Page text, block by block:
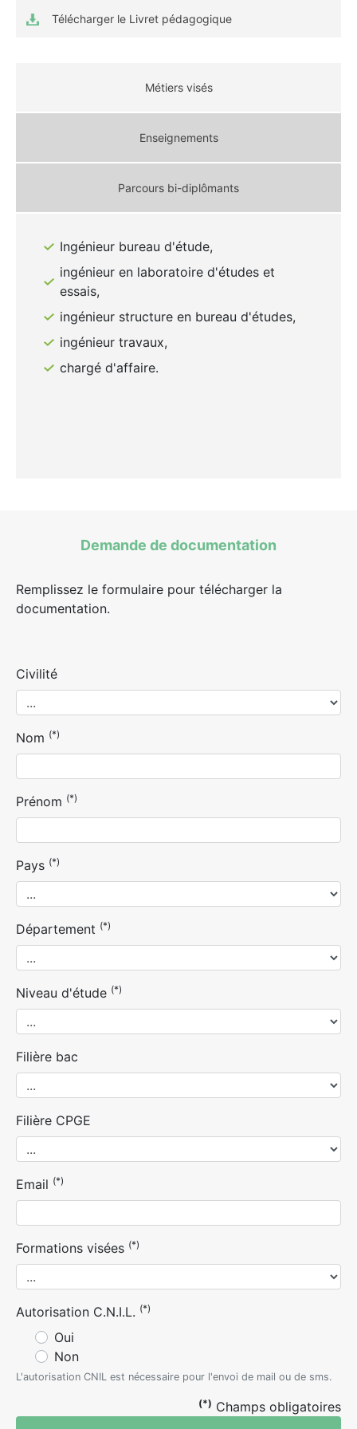
Télécharger le Livret pédagogique
Métiers visés
Enseignements
Parcours bi-diplômants
Ingénieur bureau d'étude,
ingénieur en laboratoire d'études et
essais,
ingénieur structure en bureau d'études,
ingénieur travaux,
chargé d'affaire.
Demande de documentation
Remplissez le formulaire pour télécharger la
documentation.
Civilité
Nom (*)
Prénom (*)
Pays (*)
Département (*)
Niveau d'étude (*)
Filière bac
Filière CPGE
Email (*)
Formations visées (*)
Autorisation C.N.I.L. (*)
Oui
Non
L'autorisation CNIL est nécessaire pour l'envoi de mail ou de sms.
(*) Champs obligatoires